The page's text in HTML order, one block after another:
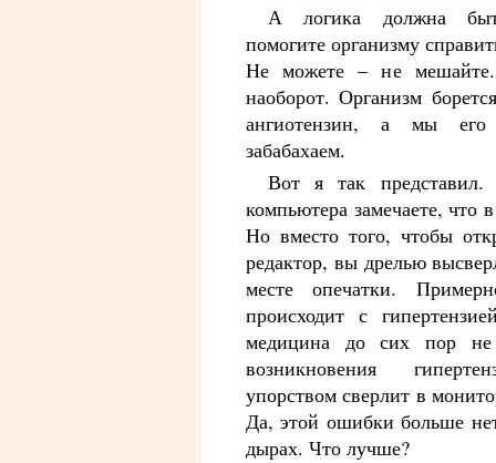
А логика должна
помогите организму
Не можете – не
наоборот. Организм
ангиотензин, а мы его
забабахаем.
Вот я так
компьютера замечаете, что
Но вместо того, чтобы
редактор, вы дрелью
месте опечатки.
происходит с
медицина до сих пор не
возникновения
упорством сверлит в
Да, этой ошибки больше
дырах. Что лучше?